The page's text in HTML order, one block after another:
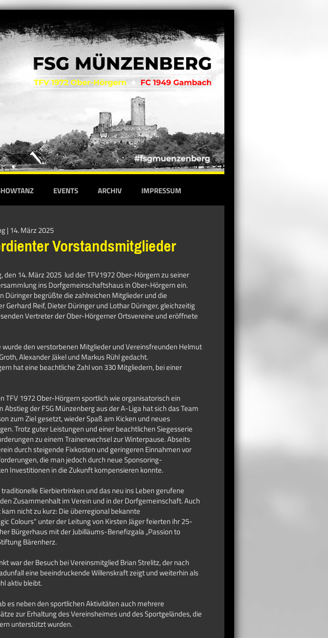
EVENTS ARCHIV IMPRESSUM
| 14. März 2025
Vorstandsmitglieder
den 14. März 2025 lud der TFV1972 Ober-Hörgern zu seiner
ins Dorfgemeinschaftshaus in Ober-Hörgern ein.
Düringer begrüßte die zahlreichen Mitglieder und die
Gerhard Reif, Dieter Düringer und Lothar Düringer, gleichzeitig
Vertreter der Ober-Hörgerner Ortsvereine und eröffnete
den verstorbenen Mitglieder und Vereinsfreunden Helmut
Alexander Jäkel und Markus Rühl gedacht.
hat eine beachtliche Zahl von 330 Mitgliedern, bei einer
TFV 1972 Ober-Hörgern sportlich wie organisatorisch ein
Abstieg der FSG Münzenberg aus der A-Liga hat sich das Team
zum Ziel gesetzt, wieder Spaß am Kicken und neues
Trotz guter Leistungen und einer beachtlichen Siegesserie
zu einem Trainerwechsel zur Winterpause. Abseits
durch steigende Fixkosten und geringeren Einnahmen vor
die man jedoch durch neue Sponsoring-
Investitionen in die Zukunft kompensieren konnte.
Eierbiertrinken und das neu ins Leben gerufene
Zusammenhalt im Verein und in der Dorfgemeinschaft. Auch
nicht zu kurz: Die überregional bekannte
Colours“ unter der Leitung von Kirsten Jäger feierten ihr 25-
Bürgerhaus mit der Jubilläums-Benefizgala „Passion to
Bärenherz.
war der Besuch bei Vereinsmitglied Brian Strelitz, der nach
eine beeindruckende Willenskraft zeigt und weiterhin als
aktiv bleibt.
es neben den sportlichen Aktivitäten auch mehrere
zur Erhaltung des Vereinsheimes und des Sportgeländes, die
unterstützt wurden.